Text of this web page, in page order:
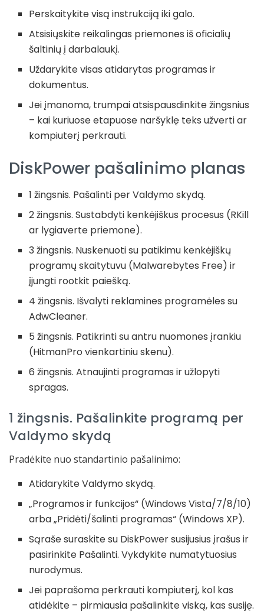
Perskaitykite visą instrukciją iki galo.
Atsisiųskite reikalingas priemones iš oficialių
šaltinių į darbalaukį.
Uždarykite visas atidarytas programas ir
dokumentus.
Jei įmanoma, trumpai atsispausdinkite žingsnius
– kai kuriuose etapuose naršyklę teks užverti ar
kompiuterį perkrauti.
DiskPower pašalinimo planas
1 žingsnis. Pašalinti per Valdymo skydą.
2 žingsnis. Sustabdyti kenkėjiškus procesus (RKill
ar lygiaverte priemone).
3 žingsnis. Nuskenuoti su patikimu kenkėjiškų
programų skaitytuvu (Malwarebytes Free) ir
įjungti rootkit paiešką.
4 žingsnis. Išvalyti reklamines programėles su
AdwCleaner.
5 žingsnis. Patikrinti su antru nuomones įrankiu
(HitmanPro vienkartiniu skenu).
6 žingsnis. Atnaujinti programas ir užlopyti
spragas.
1 žingsnis. Pašalinkite programą per
Valdymo skydą
Pradėkite nuo standartinio pašalinimo:
Atidarykite Valdymo skydą.
„Programos ir funkcijos“ (Windows Vista/7/8/10)
arba „Pridėti/šalinti programas“ (Windows XP).
Sąraše suraskite su DiskPower susijusius įrašus ir
pasirinkite Pašalinti. Vykdykite numatytuosius
nurodymus.
Jei paprašoma perkrauti kompiuterį, kol kas
atidėkite – pirmiausia pašalinkite viską, kas susiję.